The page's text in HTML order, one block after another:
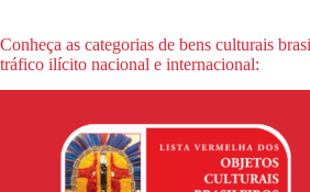
Conheça as categorias de bens culturais
tráfico ilícito nacional e internacional: